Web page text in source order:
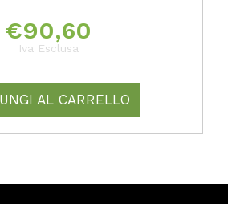
€90,60
Iva Esclusa
AL CARRELLO